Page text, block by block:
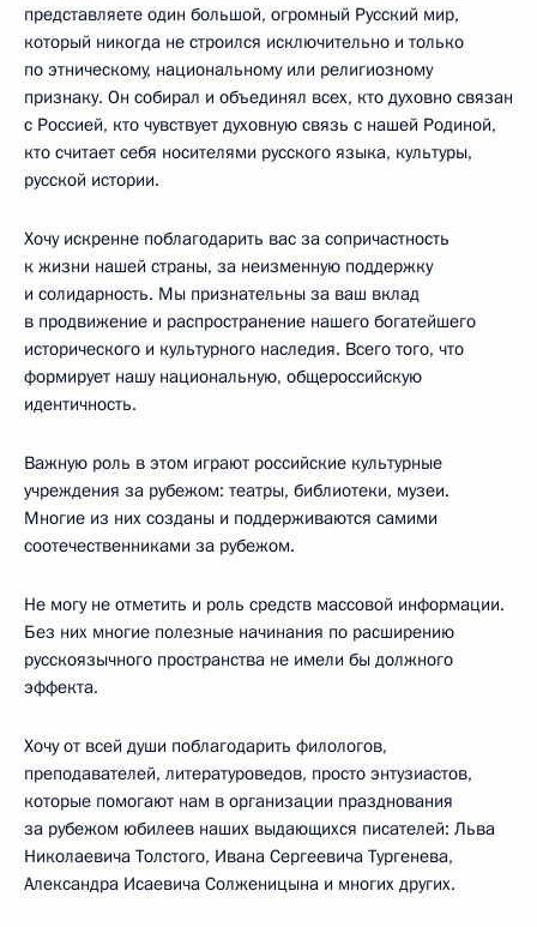
представляете один большой, огромный Русский мир,
который никогда не строился исключительно и только
по этническому, национальному или религиозному
признаку. Он собирал и объединял всех, кто духовно связан
с Россией, кто чувствует духовную связь с нашей Родиной,
кто считает себя носителями русского языка, культуры,
русской истории.
Хочу искренне поблагодарить вас за сопричастность
к жизни нашей страны, за неизменную поддержку
и солидарность. Мы признательны за ваш вклад
в продвижение и распространение нашего богатейшего
исторического и культурного наследия. Всего того, что
формирует нашу национальную, общероссийскую
идентичность.
Важную роль в этом играют российские культурные
учреждения за рубежом: театры, библиотеки, музеи.
Многие из них созданы и поддерживаются самими
соотечественниками за рубежом.
Не могу не отметить и роль средств массовой информации.
Без них многие полезные начинания по расширению
русскоязычного пространства не имели бы должного
эффекта.
Хочу от всей души поблагодарить филологов,
преподавателей, литературоведов, просто энтузиастов,
которые помогают нам в организации празднования
за рубежом юбилеев наших выдающихся писателей: Льва
Николаевича Толстого, Ивана Сергеевича Тургенева,
Александра Исаевича Солженицына и многих других.